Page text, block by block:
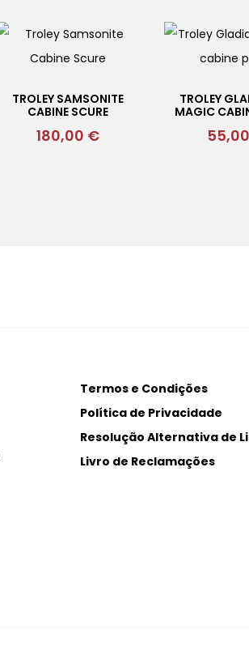
TROLEY SAMSONITE
CABINE SCURE
180,00 €
TROLEY
MAGIC
55,00
Termos e Condições
Política de Privacidade
Resolução Alternativa de
Livro de Reclamações